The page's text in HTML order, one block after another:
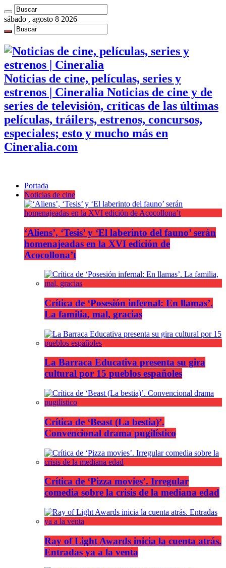
sábado , agosto 8 2026
Noticias de cine, películas, series y
estrenos | Cineralia Noticias de cine y de
series de televisión, críticas de las últimas
películas, tráilers, estrenos, concursos,
especiales; esto y mucho más en
Cineralia.com
Portada
Noticias de cine
‘Aliens’, ‘Tesis’ y ‘El laberinto del fauno’ serán
homenajeadas en la XVI edición de
Acocollona’t
Crítica de ‘Posesión infernal: En llamas’.
La familia, mal, gracias
La Barraca Educativa presenta su gira
cultural por 15 pueblos españoles
Crítica de ‘Beast (La bestia)’.
Convencional drama pugilístico
Crítica de ‘Pizza movies’. Irregular
comedia sobre la crisis de la mediana edad
Ray of Light Awards inicia la cuenta atrás.
Entradas ya a la venta